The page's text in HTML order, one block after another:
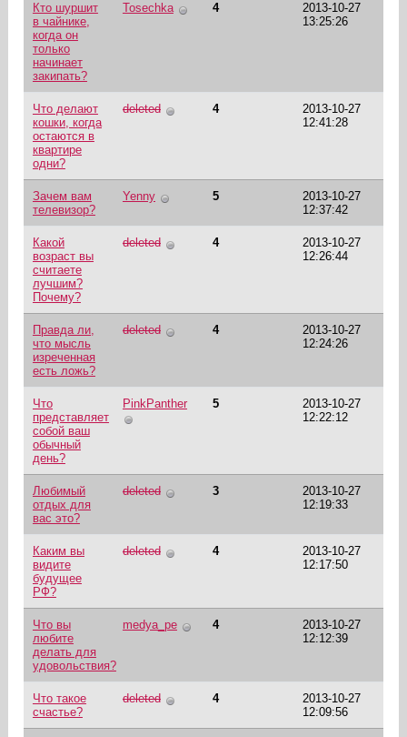
Кто шуршит
в чайнике,
когда он
только
начинает
закипать?
Tosechka 4
2013-10-27
13:25:26
Что делают
кошки, когда
остаются в
квартире
одни?
deleted 4
2013-10-27
12:41:28
Зачем вам
телевизор?
Yenny 5
2013-10-27
12:37:42
Какой
возраст вы
считаете
лучшим?
Почему?
deleted 4
2013-10-27
12:26:44
Правда ли,
что мысль
изреченная
есть ложь?
deleted 4
2013-10-27
12:24:26
Что
представляет
собой ваш
обычный
день?
PinkPanther 5
2013-10-27
12:22:12
Любимый
отдых для
вас это?
deleted 3
2013-10-27
12:19:33
Каким вы
видите
будущее
РФ?
deleted 4
2013-10-27
12:17:50
Что вы
любите
делать для
удовольствия?
medya_pe 4
2013-10-27
12:12:39
Что такое
счастье?
deleted 4
2013-10-27
12:09:56